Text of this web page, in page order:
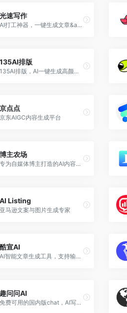
光速写作
AI打工神器，一键生成文章&amp;PPT
135AI排版
135AI排版，AI一键生成高颜值图文排版
京点点
京东AIGC内容生成平台
博主农场
专为自媒体博主打造的AI内容创作平台
AI Listing
亚马逊文案与图片生成专家
酷宣AI
AI智能文章生成工具，支持输入主题生成高颜值带模板文章，适配多图场景，可一键同步多平台、导出多种格式，方便留存分享。
趣问问AI
免费可用的国内版chat，AI写作和AI对话